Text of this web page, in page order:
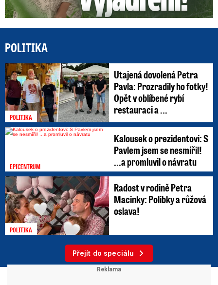
POLITIKA
POLITIKA
Utajená dovolená Petra
Pavla: Prozradily ho fotky!
Opět v oblíbené rybí
restauraci a ...
EPICENTRUM
Kalousek o prezidentovi: S
Pavlem jsem se nesmířil!
...a promluvil o návratu
POLITIKA
Radost v rodině Petra
Macinky: Polibky a růžová
oslava!
Přejít do speciálu